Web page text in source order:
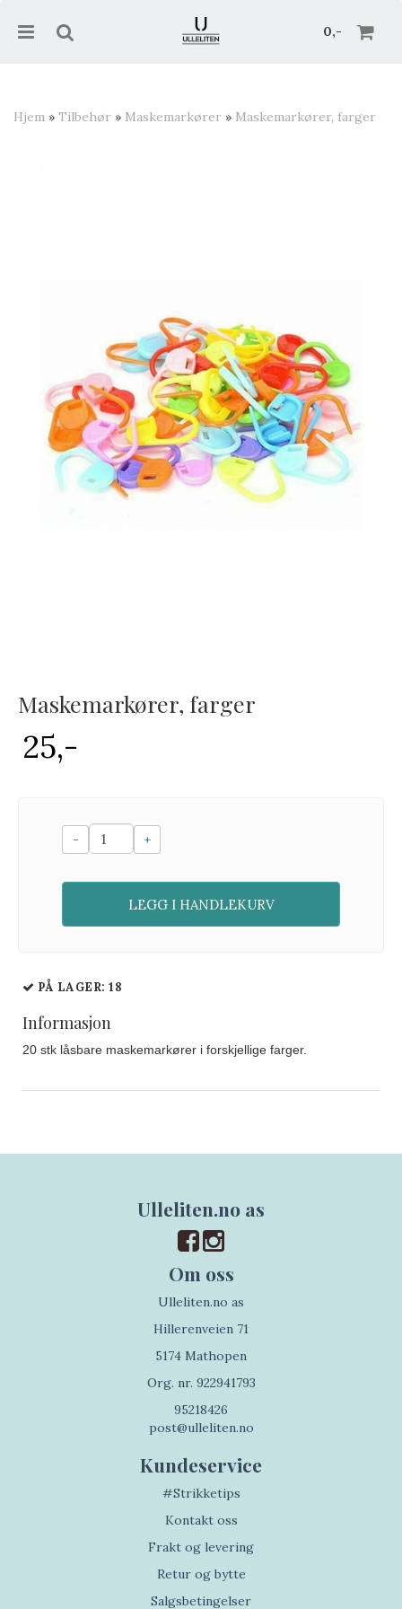
0,-
Hjem » Tilbehør » Maskemarkører » Maskemarkører, farger
Maskemarkører, farger
25,-
- +
LEGG I HANDLEKURV
PÅ LAGER: 18
Informasjon
20 stk låsbare maskemarkører i forskjellige farger.
Ulleliten.no as
Om oss
Ulleliten.no as
Hillerenveien 71
5174 Mathopen
Org. nr. 922941793
95218426
post@ulleliten.no
Kundeservice
#Strikketips
Kontakt oss
Frakt og levering
Retur og bytte
Salgsbetingelser